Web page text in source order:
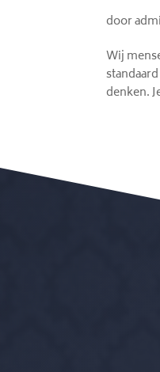
door
Wij
denken.